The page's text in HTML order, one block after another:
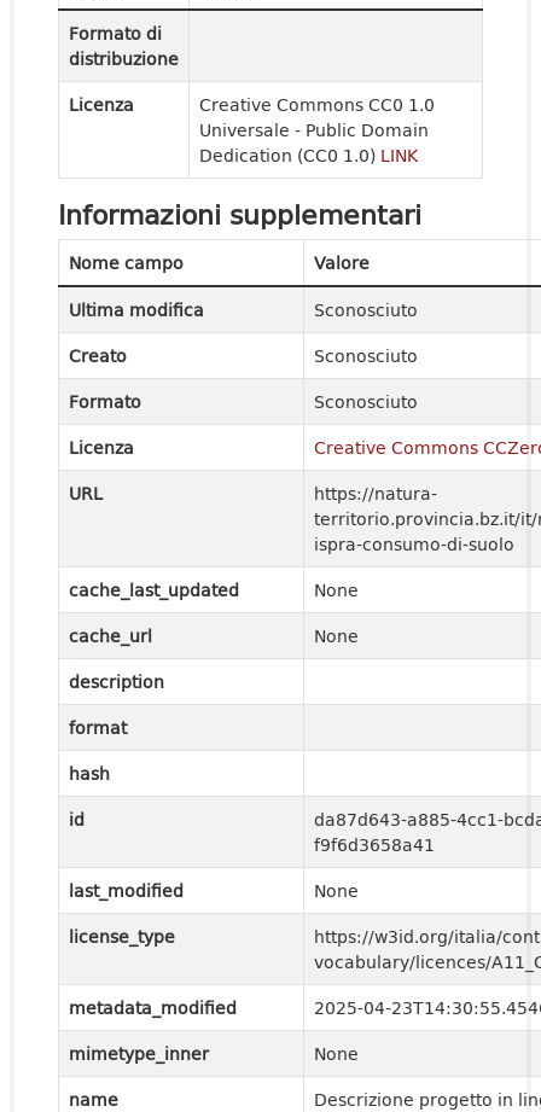
Formato di
distribuzione
Licenza
Creative Commons CC0 1.0
Universale - Public Domain
Dedication (CC0 1.0) LINK
Informazioni supplementari
Nome campo
Valore
Ultima modifica
Sconosciuto
Creato
Sconosciuto
Formato
Sconosciuto
Licenza
Creative Commons
URL
https://natura-
territorio.provincia.bz.it/
ispra-consumo-di-suolo
cache_last_updated
None
cache_url
None
description
format
hash
id
da87d643-a885-4cc1-
f9f6d3658a41
last_modified
None
license_type
https://w3id.org/italia/
vocabulary/licences/
metadata_modified
2025-04-
mimetype_inner
None
name
Descrizione progetto in